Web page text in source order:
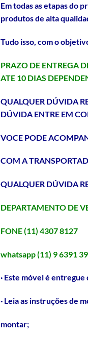
Em todas as etapas do
produtos de alta
Tudo isso, com o
PRAZO DE ENTREGA
ATE 10 DIAS
QUALQUER DÚVIDA
DÚVIDA ENTRE EM
VOCE PODE
COM A
QUALQUER DÚVIDA
DEPARTAMENTO DE
FONE (11) 4307 8127
whatsapp (11) 9 6391
· Este móvel é
· Leia as instruções de
montar;